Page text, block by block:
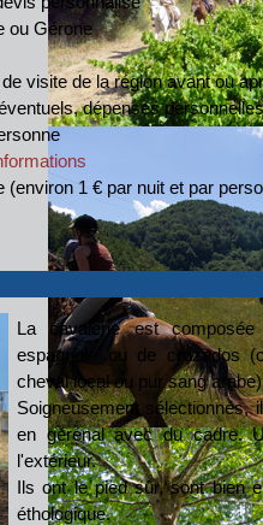
ou Gérone
visite de la région avant ou
dépenses personnelles
1 € par nuit et par
La cavalerie est
espagnole ou de cruzados
cheval local ou pur sang
Soigneusement sélectionnés,
en gérénal avec du cadre.
l'extérieur.
Ils ont le pied sûr, sont bien
éthologique.